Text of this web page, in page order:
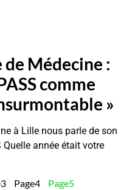
de Médecine :
comme
»
à Lille nous parle de son
Quelle année était votre
3 Page4 Page5